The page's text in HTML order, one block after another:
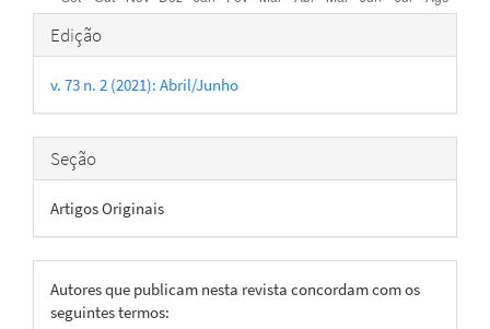
Detalhes
do
artigo
Edição
v. 73 n. 2 (2021): Abril/Junho
Seção
Artigos Originais
Autores que publicam nesta revista concordam com os
seguintes termos: